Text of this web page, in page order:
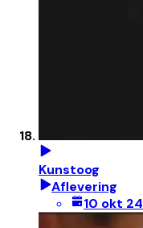
Kunstoog
Aflevering
10 okt 24